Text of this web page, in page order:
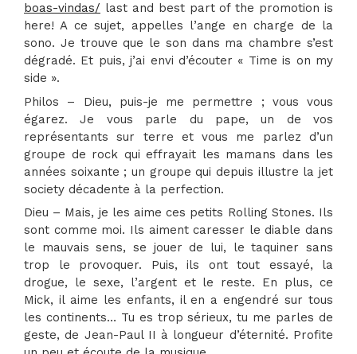
boas-vindas/ last and best part of the promotion is
here! A ce sujet, appelles l’ange en charge de la
sono. Je trouve que le son dans ma chambre s’est
dégradé. Et puis, j’ai envi d’écouter « Time is on my
side ».
Philos – Dieu, puis-je me permettre ; vous vous
égarez. Je vous parle du pape, un de vos
représentants sur terre et vous me parlez d’un
groupe de rock qui effrayait les mamans dans les
années soixante ; un groupe qui depuis illustre la jet
society décadente à la perfection.
Dieu – Mais, je les aime ces petits Rolling Stones. Ils
sont comme moi. Ils aiment caresser le diable dans
le mauvais sens, se jouer de lui, le taquiner sans
trop le provoquer. Puis, ils ont tout essayé, la
drogue, le sexe, l’argent et le reste. En plus, ce
Mick, il aime les enfants, il en a engendré sur tous
les continents… Tu es trop sérieux, tu me parles de
geste, de Jean-Paul II à longueur d’éternité. Profite